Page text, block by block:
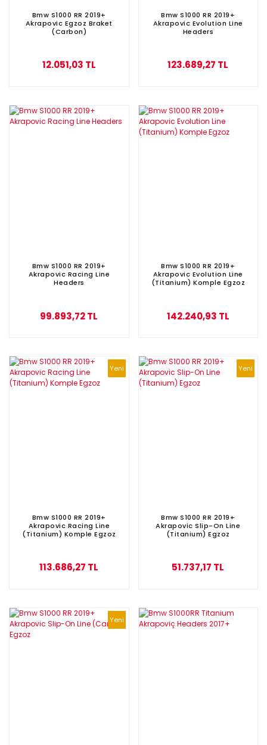
Bmw S1000 RR 2019+
Akrapovic Egzoz Braket
(Carbon)
12.051,03 TL
Bmw S1000 RR 2019+
Akrapovic Evolution Line
Headers
123.689,27 TL
Bmw S1000 RR 2019+
Akrapovic Racing Line
Headers
99.893,72 TL
Bmw S1000 RR 2019+
Akrapovic Evolution Line
(Titanium) Komple Egzoz
142.240,93 TL
Yeni
Bmw S1000 RR 2019+
Akrapovic Racing Line
(Titanium) Komple Egzoz
113.686,27 TL
Yeni
Bmw S1000 RR 2019+
Akrapovic Slip-On Line
(Titanium) Egzoz
51.737,17 TL
Yeni